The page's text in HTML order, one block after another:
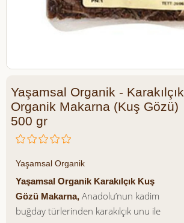
Yaşamsal Organik - Karakılçık
Organik Makarna (Kuş Gözü)
500 gr
Yaşamsal Organik
Yaşamsal Organik Karakılçık Kuş
Gözü Makarna, Anadolu’nun kadim
buğday türlerinden karakılçık unu ile